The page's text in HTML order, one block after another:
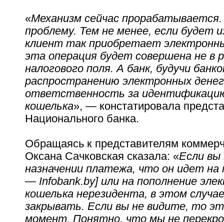
«Механизм сейчас
проблему. Тем не менее, если будет
клиент так приобретает
эта операция будет совершена не в
налогового поля. А банк, будучи
распространению электронных
ответственность за
кошелька», — констатировала
Национального банка.
Обращаясь к представителям
Оксана Сачковская сказала: «Если вы
назначении платежа, что он идет на
— Infobank.by] или на пополнение
кошелька нерезидента, в этом
закрывать. Если вы не видите, то
момент. Понятно, что мы не